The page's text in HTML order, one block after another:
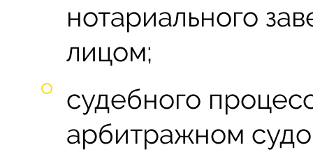
нотариального
лицом;
судебного
арбитражном